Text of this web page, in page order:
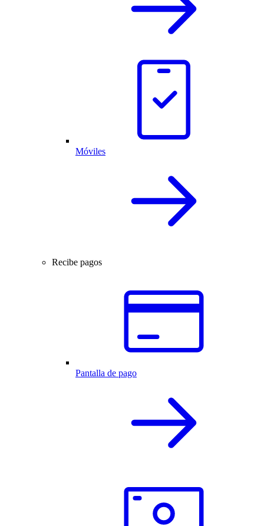
Móviles
Recibe pagos
Pantalla de pago